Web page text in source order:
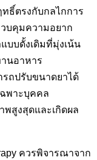
ทธิ์ตรงกับกลไกการ
บคุมความอยาก
บบดั้งเดิมที่มุ่งเน้น
นอาหาร
รถปรับขนาดยาได้
พาะบุคคล
พสูงสุดและเกิดผล
ควรพิจารณาจาก